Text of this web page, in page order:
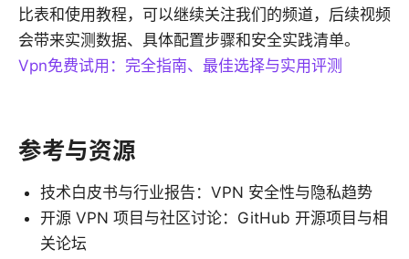
比表和使用教程，可以继续关注我们的频道，后续视频
会带来实测数据、具体配置步骤和安全实践清单。
Vpn免费试用：完全指南、最佳选择与实用评测
参考与资源
技术白皮书与行业报告：VPN 安全性与隐私趋势
开源 VPN 项目与社区讨论：GitHub 开源项目与相
关论坛